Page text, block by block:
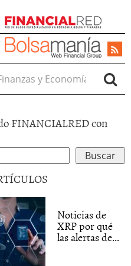
FINANCIALRED con
Noticias de
XRP por qué
las alertas de...